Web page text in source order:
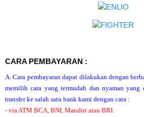
CARA PEMBAYARAN :
A. Cara pembayaran dapat dilakukan dengan
memilih cara yang termudah dan nyaman yang
transfer ke salah satu bank kami dengan cara :
- via ATM BCA, BNI, Mandiri atau BRI.